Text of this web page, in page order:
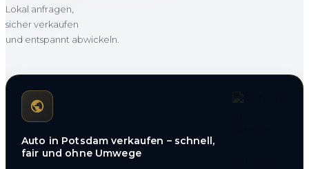
Lokal anfragen,
sicher verkaufen
und entspannt abwickeln.
Auto in Potsdam verkaufen – schnell,
fair und ohne Umwege